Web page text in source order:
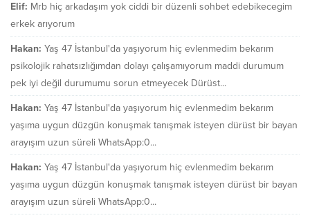
Elif: Mrb hiç arkadaşım yok ciddi bir düzenli sohbet edebikecegim
erkek arıyorum
Hakan: Yaş 47 İstanbul'da yaşıyorum hiç evlenmedim bekarım
psikolojik rahatsızlığımdan dolayı çalışamıyorum maddi durumum
pek iyi değil durumumu sorun etmeyecek Dürüst...
Hakan: Yaş 47 İstanbul'da yaşıyorum hiç evlenmedim bekarım
yaşıma uygun düzgün konuşmak tanışmak isteyen dürüst bir bayan
arayışım uzun süreli WhatsApp:0...
Hakan: Yaş 47 İstanbul'da yaşıyorum hiç evlenmedim bekarım
yaşıma uygun düzgün konuşmak tanışmak isteyen dürüst bir bayan
arayışım uzun süreli WhatsApp:0...